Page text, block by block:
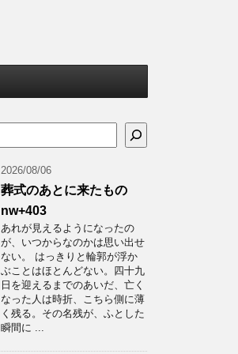
2026/08/06
葬式のあとに来たもの
nw+403
あれが見えるようになったの
が、いつからなのかは思い出せ
ない。 はっきりと輪郭が浮か
ぶことはほとんどない。四十九
日を迎えるまでのあいだ、亡く
なった人は時折、こちら側に薄
く残る。その名残が、ふとした
瞬間に ...